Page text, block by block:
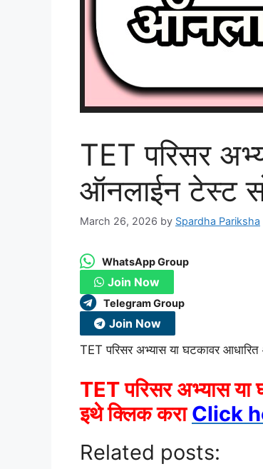
TET परिसर
ऑनलाईन टेस्ट
March 26, 2026 by Spardha Pariksha
WhatsApp Group
Join Now
Telegram Group
Join Now
TET परिसर अभ्यास या घटकावर
TET परिसर अभ्यास या
इथे क्लिक करा Click
Related posts: